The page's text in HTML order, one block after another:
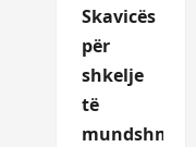
Skavicës
për
shkelje
të
mundshme,